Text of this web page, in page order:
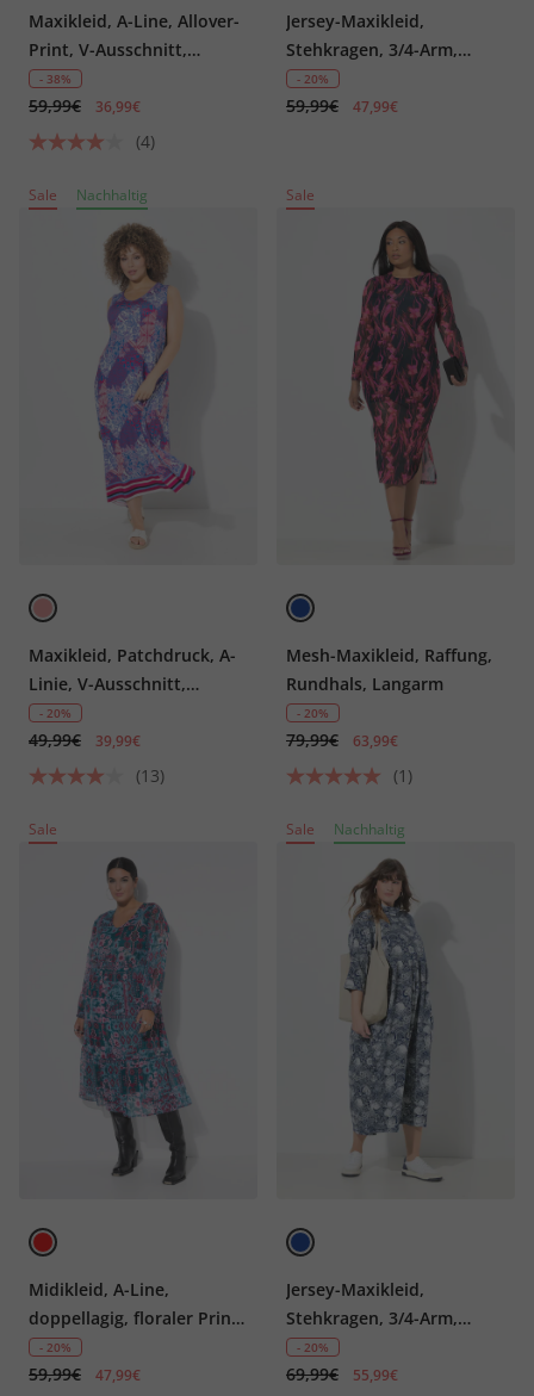
Maxikleid, A-Line, Allover-
Print, V-Ausschnitt,
Knopfleiste
- 38%
59,99€ 36,99€
(4)
Jersey-Maxikleid,
Stehkragen, 3/4-Arm,
Biobaumwolle
- 20%
59,99€ 47,99€
Sale Nachhaltig
Maxikleid, Patchdruck, A-
Linie, V-Ausschnitt,
ärmellos
- 20%
49,99€ 39,99€
(13)
Sale
Mesh-Maxikleid, Raffung,
Rundhals, Langarm
- 20%
79,99€ 63,99€
(1)
Sale
Midikleid, A-Line,
doppellagig, floraler Print,
Saumvolant
- 20%
59,99€ 47,99€
Sale Nachhaltig
Jersey-Maxikleid,
Stehkragen, 3/4-Arm,
Taschen
- 20%
69,99€ 55,99€